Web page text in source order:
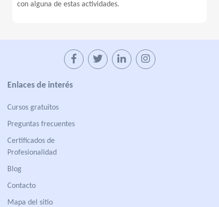
con alguna de estas actividades.
Enlaces de interés
Cursos gratuitos
Preguntas frecuentes
Certificados de
Profesionalidad
Blog
Contacto
Mapa del sitio